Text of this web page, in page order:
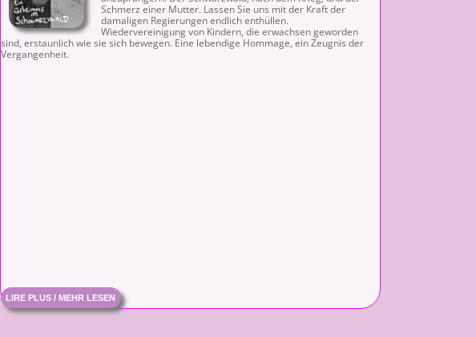
Schmerz einer Mutter. Lassen Sie uns mit der Kraft der
damaligen Regierungen endlich enthüllen.
Wiedervereinigung von Kindern, die erwachsen geworden
sind, erstaunlich wie sie sich bewegen. Eine lebendige Hommage, ein Zeugnis der
Vergangenheit.
LIRE PLUS / MEHR LESEN